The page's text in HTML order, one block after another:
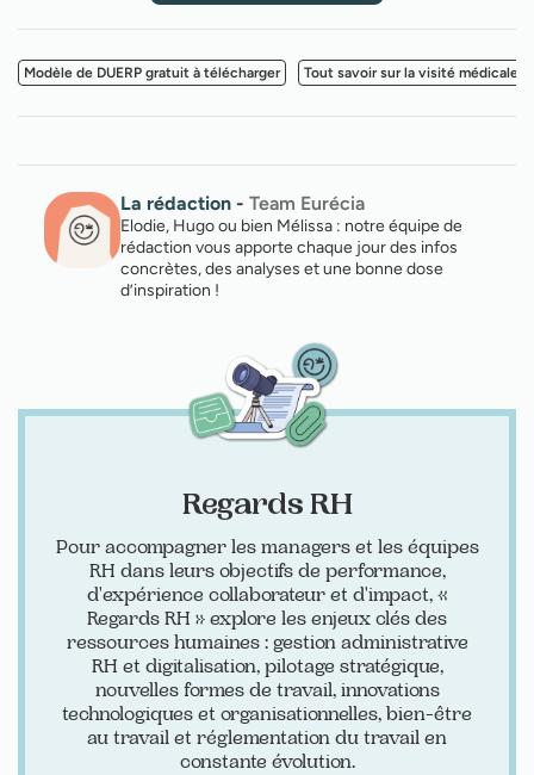
Modèle de DUERP gratuit à télécharger Tout savoir sur la visité médicale
La rédaction - Team Eurécia
Elodie, Hugo ou bien Mélissa : notre équipe de
rédaction vous apporte chaque jour des infos
concrètes, des analyses et une bonne dose
d’inspiration !
Regards RH
Pour accompagner les managers et les équipes
RH dans leurs objectifs de performance,
d'expérience collaborateur et d'impact, «
Regards RH » explore les enjeux clés des
ressources humaines : gestion administrative
RH et digitalisation, pilotage stratégique,
nouvelles formes de travail, innovations
technologiques et organisationnelles, bien-être
au travail et réglementation du travail en
constante évolution.